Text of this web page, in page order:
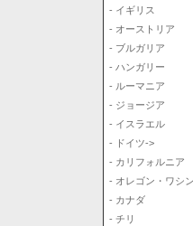
- イギリス
- オーストリア
- ブルガリア
- ハンガリー
- ルーマニア
- ジョージア
- イスラエル
- ドイツ->
- カリフォルニア
- オレゴン・ワシ
- カナダ
- チリ